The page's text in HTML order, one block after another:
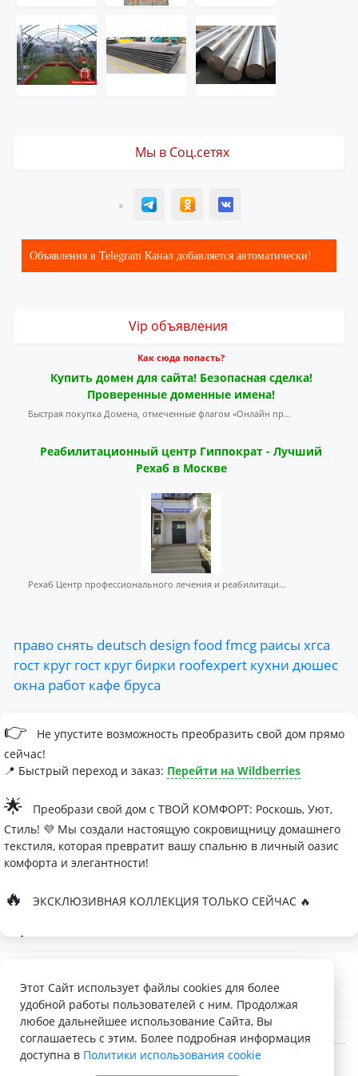
Мы в Соц.сетях
T ОК ВК
Объявления в Telegram Канал добавляется автоматически!
Vip объявления
Как сюда попасть?
Купить домен для сайта! Безопасная сделка!
Проверенные доменные имена!
Быстрая покупка Домена, отмеченные флагом «Онлайн пр...
Реабилитационный центр Гиппократ - Лучший
Рехаб в Москве
Рехаб Центр профессионального лечения и реабилитаци...
право снять deutsch design food fmcg раисы хгса
гост круг гост круг бирки roofexpert кухни дюшес
окна работ кафе бруса
👉
Не упустите возможность преобразить свой дом прямо
сейчас!
📍 Быстрый переход и заказ: Перейти на Wildberries
🌟
Преобрази свой дом с ТВОЙ КОМФОРТ: Роскошь, Уют,
Стиль! 💜 Мы создали настоящую сокровищницу домашнего
текстиля, которая превратит вашу спальню в личный оазис
комфорта и элегантности!
🔥 ЭКСКЛЮЗИВНАЯ КОЛЛЕКЦИЯ ТОЛЬКО СЕЙЧАС 🔥
🛏
Палитра изысканных оттенков:
- Темно-серый для минималистичных интерьеров
- Сиреневый для романтичных натур
- Персиковый мусс для теплой атмосферы
Этот Сайт использует файлы cookies для более
удобной работы пользователей с ним. Продолжая
любое дальнейшее использование Сайта, Вы
соглашаетесь с этим. Более подробная информация
доступна в Политики использования cookie